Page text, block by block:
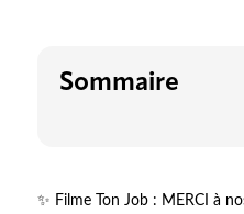
Sommaire
✨ Filme Ton Job : MERCI à